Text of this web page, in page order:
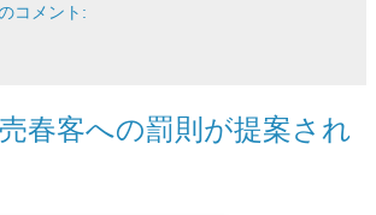
コメント:
春客への罰則が提案され